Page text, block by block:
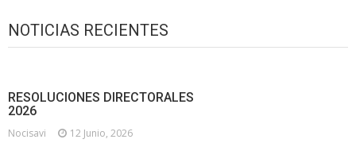
NOTICIAS RECIENTES
RESOLUCIONES DIRECTORALES
2026
Nocisavi 12 Junio, 2026